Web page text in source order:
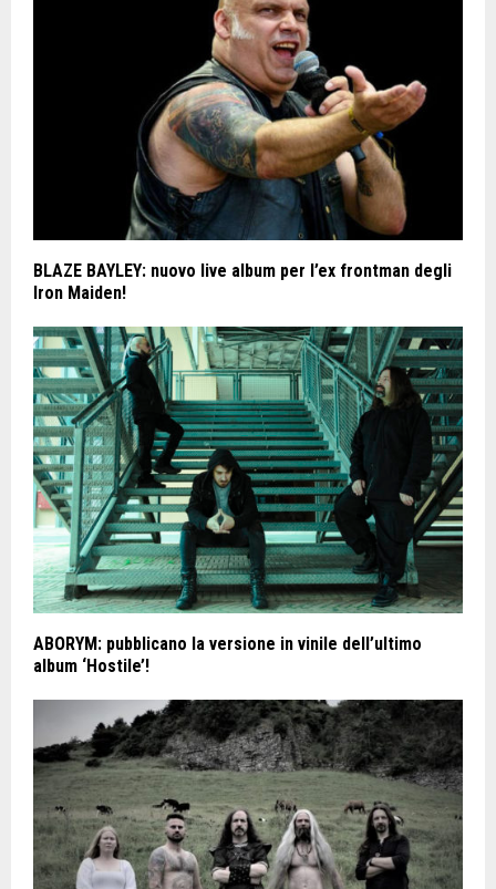
BLAZE BAYLEY: nuovo live album per l’ex frontman degli
Iron Maiden!
ABORYM: pubblicano la versione in vinile dell’ultimo
album ‘Hostile’!